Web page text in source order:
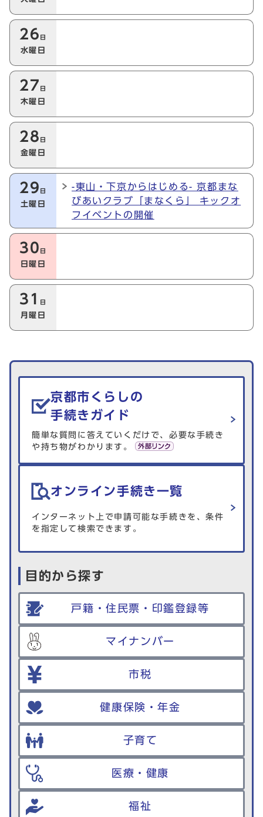
26 日
水曜日
27 日
木曜日
28 日
金曜日
29 日
土曜日
-東山・下京からはじめる- 京都まな
びあいクラブ「まなくら」 キックオ
フイベントの開催
30 日
日曜日
31 日
月曜日
生活情報を探す
京都市くらしの
手続きガイド
簡単な質問に答えていくだけで、必要な手続き
や持ち物がわかります。
オンライン手続き一覧
インターネット上で申請可能な手続きを、条件
を指定して検索できます。
目的から探す
戸籍・住民票・印鑑登録等
マイナンバー
市税
健康保険・年金
子育て
医療・健康
福祉